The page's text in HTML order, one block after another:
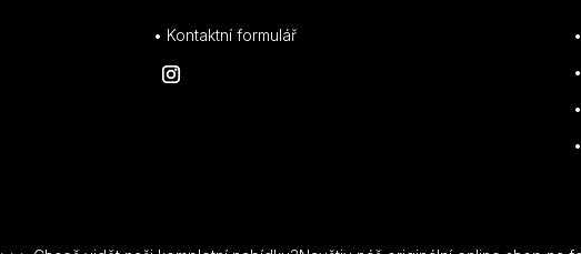
• Kontaktní formulář